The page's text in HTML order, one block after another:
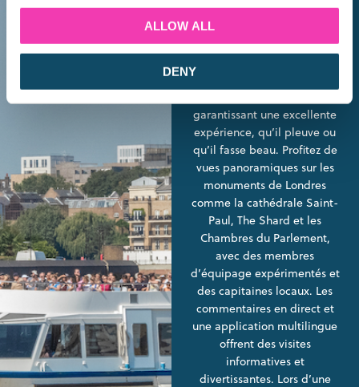
ALLOW ALL
DENY
Greenwich de qualité
supérieure. Nos élégants
navires disposent de ponts
ponts inférieurs fermés et de
garantissant une excellente
expérience, qu’il pleuve ou
qu’il fasse beau. Profitez de
vues panoramiques sur les
monuments de Londres
comme la cathédrale Saint-
Paul, The Shard et les
Chambres du Parlement,
avec des membres
d’équipage expérimentés et
des capitaines locaux. Les
commentaires en direct et
une application multilingue
offrent des visites
informatives et
divertissantes. Lors d’une